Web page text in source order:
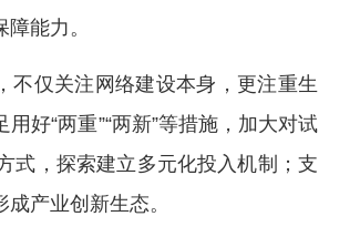
能力。
不仅关注网络建设本身，更注重生
好“两重”“两新”等措施，加大对试
式，探索建立多元化投入机制；支
产业创新生态。